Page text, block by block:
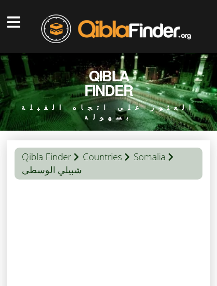
QIBLA
FINDER
العثور على اتجاه القبلة
بسهولة
Qibla Finder Countries
Somalia
شبيلي الوسطى